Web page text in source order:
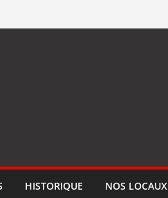
9001
HISTORIQUE NOS LOCAUX